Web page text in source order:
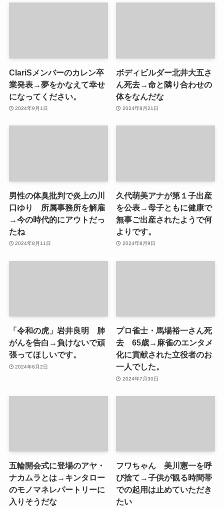
ClariSメンバーのカレン卒
業発表→夢をかなえて幸せ
になってください。
2024年9月1日
ボディビルダー北井大五さ
ん死去→命と隣り合わせの
体をなんだな
2024年8月21日
男性の体臭批判で炎上の川
口ゆり 所属事務所を解雇
→今の時代的にアウトだっ
たね
2024年8月11日
久代萌美アナが第１子出産
を公表→母子ともに健康で
無事ご出産されたようで何
よりです。
2024年8月9日
「令和の虎」岩井良明 肺
がんを告白→負けないで頑
張ってほしいです。
2024年8月2日
プロ雀士・馬場裕一さん死
去 65歳→麻雀のエンタメ
化に貢献された立役者のお
一人でした。
2024年7月30日
五輪開会式に登場のアヤ・
ナカムラとは→キンタロー
のモノマネレパートリーに
入りそうだな
フワちゃん 美川憲一を呼
び捨て→子供が観る時間帯
での起用は止めていただき
たい